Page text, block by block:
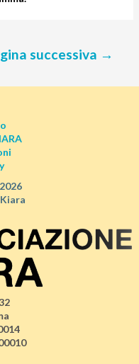
successiva →